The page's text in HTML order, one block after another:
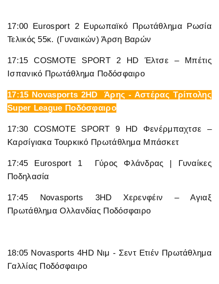
17:00 Eurosport 2 Ευρωπαϊκό Πρωτάθλημα Ρωσία
Τελικός 55κ. (Γυναικών) Άρση Βαρών
17:15 COSMOTE SPORT 2 HD Έλτσε – Μπέτις
Ισπανικό Πρωτάθλημα Ποδόσφαιρο
17:15 Novasports 2HD Άρης - Αστέρας Τρίπολης
Super League Ποδόσφαιρο
17:30 COSMOTE SPORT 9 HD Φενέρμπαχτσε –
Καρσίγιακα Τουρκικό Πρωτάθλημα Μπάσκετ
17:45 Eurosport 1 Γύρος Φλάνδρας | Γυναίκες
Ποδηλασία
17:45 Novasports 3HD Χερενφέιν – Αγιαξ
Πρωτάθλημα Ολλανδίας Ποδόσφαιρο
18:05 Novasports 4HD Νιμ - Σεντ Ετιέν Πρωτάθλημα
Γαλλίας Ποδόσφαιρο